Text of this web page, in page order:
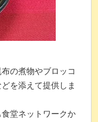
の煮物やブロッコ
を添えて提供しま
堂ネットワークか